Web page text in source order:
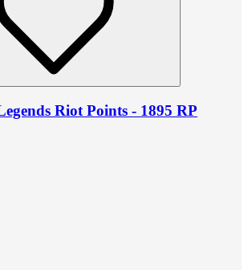
Riot Points - 1895 RP